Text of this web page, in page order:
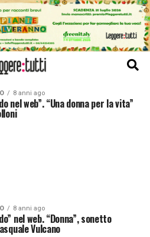
8 anni ago
nel web”. “Una donna per la vita”
8 anni ago
nel web. “Donna”, sonetto
Vulcano